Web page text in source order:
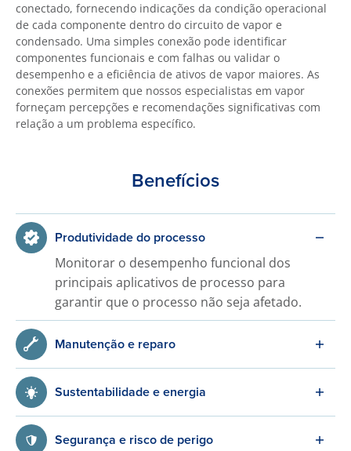
conectado, fornecendo indicações da condição operacional
de cada componente dentro do circuito de vapor e
condensado. Uma simples conexão pode identificar
componentes funcionais e com falhas ou validar o
desempenho e a eficiência de ativos de vapor maiores. As
conexões permitem que nossos especialistas em vapor
forneçam percepções e recomendações significativas com
relação a um problema específico.
Benefícios
Produtividade do processo
Monitorar o desempenho funcional dos
principais aplicativos de processo para
garantir que o processo não seja afetado.
Manutenção e reparo
Sustentabilidade e energia
Segurança e risco de perigo